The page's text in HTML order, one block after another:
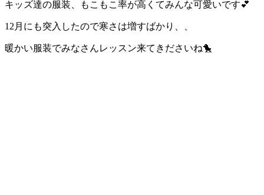
キッズ達の服装、もこもこ率が高くてみんな可愛いです💕
12月にも突入したので寒さは増すばかり、、
暖かい服装でみなさんレッスン来てきださいね🐤